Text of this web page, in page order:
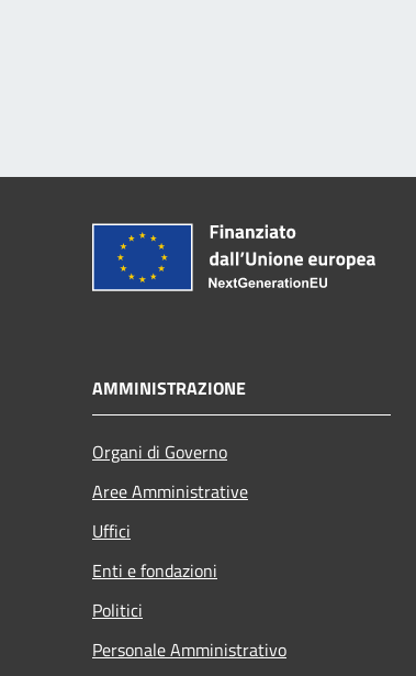
AMMINISTRAZIONE
Organi di Governo
Aree Amministrative
Uffici
Enti e fondazioni
Politici
Personale Amministrativo